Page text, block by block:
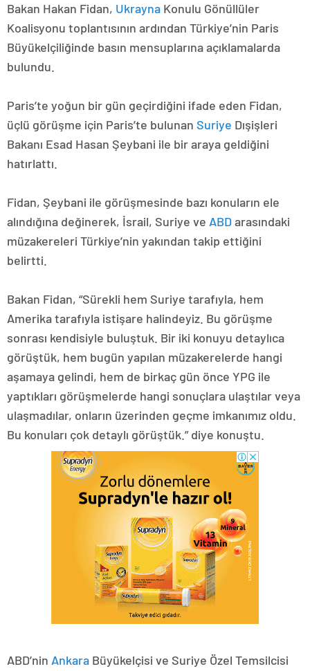
Bakan Hakan Fidan, Ukrayna Konulu Gönüllüler
Koalisyonu toplantısının ardından Türkiye’nin Paris
Büyükelçiliğinde basın mensuplarına açıklamalarda
bulundu.
Paris’te yoğun bir gün geçirdiğini ifade eden Fidan,
üçlü görüşme için Paris’te bulunan Suriye Dışişleri
Bakanı Esad Hasan Şeybani ile bir araya geldiğini
hatırlattı.
Fidan, Şeybani ile görüşmesinde bazı konuların ele
alındığına değinerek, İsrail, Suriye ve ABDarasındaki
müzakereleri Türkiye’nin yakından takip ettiğini
belirtti.
Bakan Fidan, “Sürekli hem Suriye tarafıyla, hem
Amerika tarafıyla istişare halindeyiz. Bu görüşme
sonrası kendisiyle buluştuk. Bir iki konuyu detaylıca
görüştük, hem bugün yapılan müzakerelerde hangi
aşamaya gelindi, hem de birkaç gün önce YPG ile
yaptıkları görüşmelerde hangi sonuçlara ulaştılar veya
ulaşmadılar, onların üzerinden geçme imkanımız oldu.
Bu konuları çok detaylı görüştük.” diye konuştu.
ABD’nin Ankara Büyükelçisi ve Suriye Özel Temsilcisi